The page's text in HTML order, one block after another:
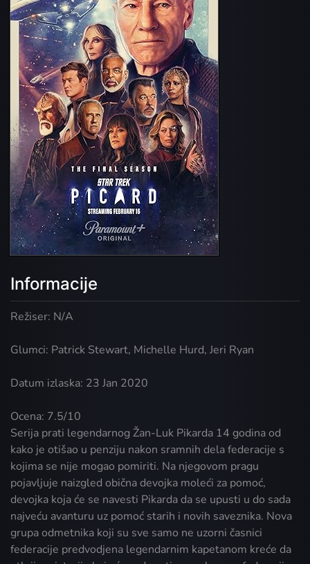
Informacije
Režiser: N/A
Glumci: Patrick Stewart, Michelle Hurd, Jeri Ryan
Datum izlaska: 23 Jan 2020
Ocena: 7.5/10
Serija prati legendarnog Žan-Luk Pikarda 14 godina od
kako je otišao u penziju nakon sramnih dela federacije s
kojima se nije mogao pomiriti. Na njegovom pragu
pojavljuje naizgled obična devojka moleći za pomoć,
devojka koja će se navesti Pikarda da se upusti u do sada
najveću avanturu uz pomoć starih i novih saveznika. Nova
grupa odmetnika koji su sve samo ne uzorni časnici
federacije predvodjena legendarnim kapetanom kreće da